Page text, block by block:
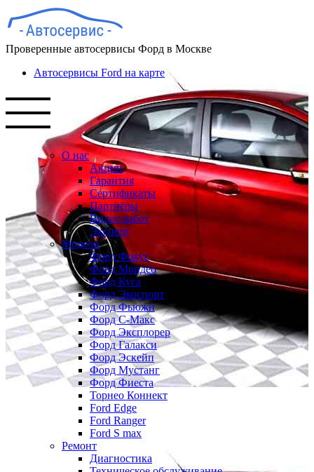
Проверенные автосервисы Форд в Москве
Автосервисы Ford на карте
О нас
Акции
Гарантия
Сертификаты
Партнёры
Видео работ
Эксперт
Модели
Форд Фокус
Форд Мондео
Форд Куга
Форд Экоспорт
Форд Фьюжн
Форд С-Макс
Форд Эксплорер
Форд Галакси
Форд Эскейп
Форд Мустанг
Форд Фиеста
Торнео Коннект
Ford Edge
Ford Ranger
Ford S max
Ремонт
Диагностика